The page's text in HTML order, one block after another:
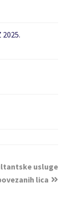
2025.
usluge
lica